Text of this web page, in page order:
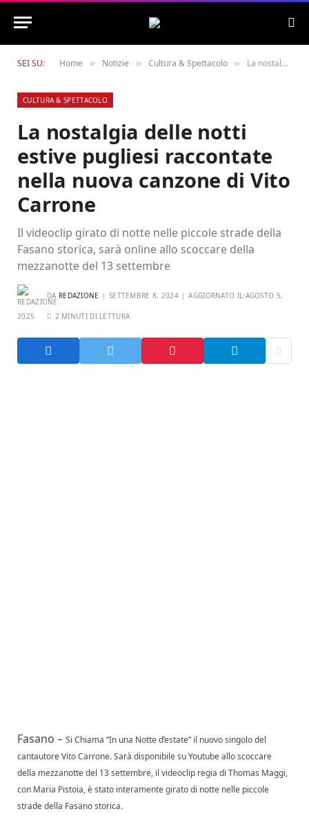
SEI SU: Home » Notizie » Cultura & Spettacolo » La nostalgia delle notti estive pugliesi raccontate nella nuova canzone di Vito Carrone
CULTURA & SPETTACOLO
La nostalgia delle notti
estive pugliesi raccontate
nella nuova canzone di Vito
Carrone
Il videoclip girato di notte nelle piccole strade della
Fasano storica, sarà online allo scoccare della
mezzanotte del 13 settembre
DA REDAZIONE SETTEMBRE 8, 2024 AGGIORNATO IL:AGOSTO 5,
2025 2 MINUTI DI LETTURA
Fasano – Si Chiama “In una Notte d’estate” il nuovo singolo del
cantautore Vito Carrone.Sarà disponibile su Youtube allo scoccare
della mezzanotte del 13 settembre, il videoclip regia di Thomas Maggi,
con Maria Pistoia, è stato interamente girato di notte nelle piccole
strade della Fasano storica.